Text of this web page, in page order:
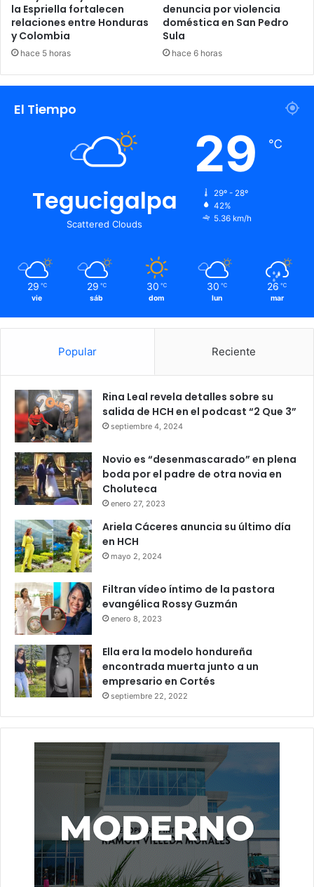
la Espriella fortalecen
relaciones entre Honduras
y Colombia
hace 5 horas
denuncia por violencia
doméstica en San Pedro
Sula
hace 6 horas
El Tiempo
Tegucigalpa
Scattered Clouds
29 ℃
29º - 28º
42%
5.36 km/h
29 ℃
vie
29 ℃
sáb
30 ℃
dom
30 ℃
lun
26 ℃
mar
Popular Reciente
Rina Leal revela detalles sobre su
salida de HCH en el podcast “2 Que 3”
septiembre 4, 2024
Novio es “desenmascarado” en plena
boda por el padre de otra novia en
Choluteca
enero 27, 2023
Ariela Cáceres anuncia su último día
en HCH
mayo 2, 2024
Filtran vídeo íntimo de la pastora
evangélica Rossy Guzmán
enero 8, 2023
Ella era la modelo hondureña
encontrada muerta junto a un
empresario en Cortés
septiembre 22, 2022